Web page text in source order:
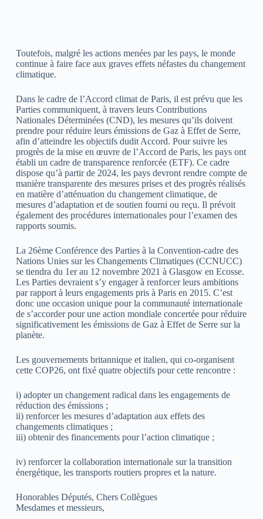
Toutefois, malgré les actions menées par les pays, le monde
continue à faire face aux graves effets néfastes du changement
climatique.
Dans le cadre de l’Accord climat de Paris, il est prévu que les
Parties communiquent, à travers leurs Contributions
Nationales Déterminées (CND), les mesures qu’ils doivent
prendre pour réduire leurs émissions de Gaz à Effet de Serre,
afin d’atteindre les objectifs dudit Accord. Pour suivre les
progrès de la mise en œuvre de l’Accord de Paris, les pays ont
établi un cadre de transparence renforcée (ETF). Ce cadre
dispose qu’à partir de 2024, les pays devront rendre compte de
manière transparente des mesures prises et des progrès réalisés
en matière d’atténuation du changement climatique, de
mesures d’adaptation et de soutien fourni ou reçu. Il prévoit
également des procédures internationales pour l’examen des
rapports soumis.
La 26ème Conférence des Parties à la Convention-cadre des
Nations Unies sur les Changements Climatiques (CCNUCC)
se tiendra du 1er au 12 novembre 2021 à Glasgow en Ecosse.
Les Parties devraient s’y engager à renforcer leurs ambitions
par rapport à leurs engagements pris à Paris en 2015. C’est
donc une occasion unique pour la communauté internationale
de s’accorder pour une action mondiale concertée pour réduire
significativement les émissions de Gaz à Effet de Serre sur la
planète.
Les gouvernements britannique et italien, qui co-organisent
cette COP26, ont fixé quatre objectifs pour cette rencontre :
i) adopter un changement radical dans les engagements de
réduction des émissions ;
ii) renforcer les mesures d’adaptation aux effets des
changements climatiques ;
iii) obtenir des financements pour l’action climatique ;
iv) renforcer la collaboration internationale sur la transition
énergétique, les transports routiers propres et la nature.
Honorables Députés, Chers Collègues
Mesdames et messieurs,